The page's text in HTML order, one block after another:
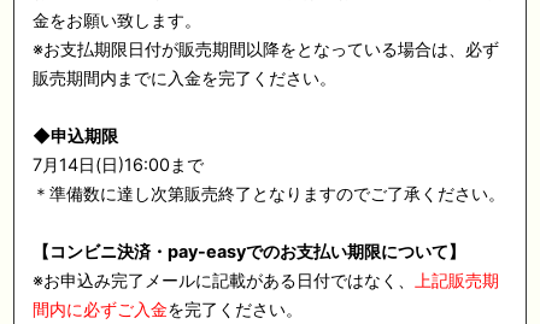
金をお願い致します。
※お支払期限日付が販売期間以降をとなっている場合は、必ず
販売期間内までに入金を完了ください。
◆申込期限
7月14日(日)16:00まで
＊準備数に達し次第販売終了となりますのでご了承ください。
【コンビニ決済・pay-easyでのお支払い期限について】
※お申込み完了メールに記載がある日付ではなく、
上記販売期
間内に必ずご入金を完了ください。